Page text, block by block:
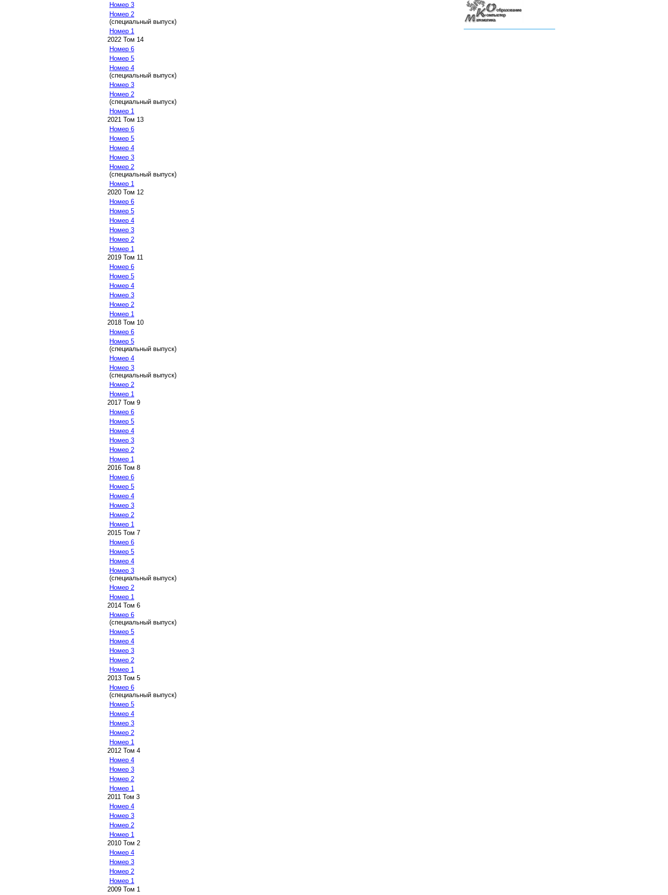
Номер 3
Номер 2
(специальный выпуск)
Номер 1
2022 Том 14
Номер 6
Номер 5
Номер 4
(специальный выпуск)
Номер 3
Номер 2
(специальный выпуск)
Номер 1
2021 Том 13
Номер 6
Номер 5
Номер 4
Номер 3
Номер 2
(специальный выпуск)
Номер 1
2020 Том 12
Номер 6
Номер 5
Номер 4
Номер 3
Номер 2
Номер 1
2019 Том 11
Номер 6
Номер 5
Номер 4
Номер 3
Номер 2
Номер 1
2018 Том 10
Номер 6
Номер 5
(специальный выпуск)
Номер 4
Номер 3
(специальный выпуск)
Номер 2
Номер 1
2017 Том 9
Номер 6
Номер 5
Номер 4
Номер 3
Номер 2
Номер 1
2016 Том 8
Номер 6
Номер 5
Номер 4
Номер 3
Номер 2
Номер 1
2015 Том 7
Номер 6
Номер 5
Номер 4
Номер 3
(специальный выпуск)
Номер 2
Номер 1
2014 Том 6
Номер 6
(специальный выпуск)
Номер 5
Номер 4
Номер 3
Номер 2
Номер 1
2013 Том 5
Номер 6
(специальный выпуск)
Номер 5
Номер 4
Номер 3
Номер 2
Номер 1
2012 Том 4
Номер 4
Номер 3
Номер 2
Номер 1
2011 Том 3
Номер 4
Номер 3
Номер 2
Номер 1
2010 Том 2
Номер 4
Номер 3
Номер 2
Номер 1
2009 Том 1